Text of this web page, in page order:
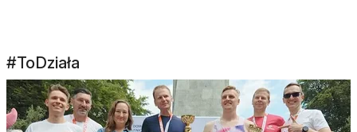
#ToDziała